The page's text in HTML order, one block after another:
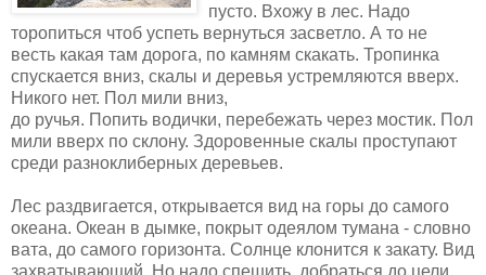
пусто. Вхожу в лес. Надо
торопиться чтоб успеть вернуться засветло. А то не
весть какая там дорога, по камням скакать. Тропинка
спускается вниз, скалы и деревья устремляются вверх.
Никого нет. Пол мили вниз,
до ручья. Попить водички, перебежать через мостик. Пол
мили вверх по склону. Здоровенные скалы проступают
среди разноклиберных деревьев.
Лес раздвигается, открывается вид на горы до самого
океана. Океан в дымке, покрыт одеялом тумана - словно
вата, до самого горизонта. Солнце клонится к закату. Вид
захватывающий. Но надо спешить, добраться до цели.